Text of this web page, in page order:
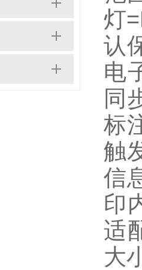
灯
认
电
同
标
触
信
印
适
大